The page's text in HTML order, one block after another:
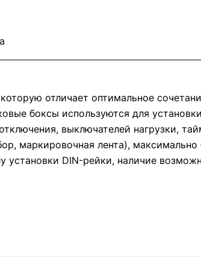
отличает оптимальное
боксы используются для
выключателей нагрузки,
маркировочная лента),
установки DIN-рейки, наличие